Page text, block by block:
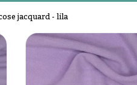
jacquard - lila